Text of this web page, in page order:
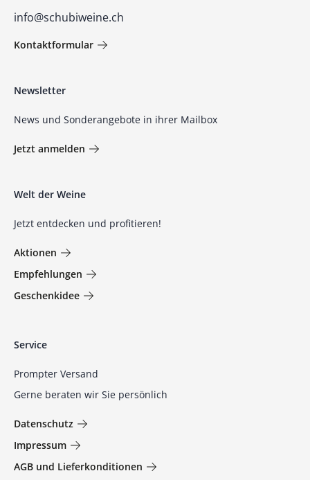
info@schubiweine.ch
Kontaktformular
Newsletter
News und Sonderangebote in ihrer Mailbox
Jetzt anmelden
Welt der Weine
Jetzt entdecken und profitieren!
Aktionen
Empfehlungen
Geschenkidee
Service
Prompter Versand
Gerne beraten wir Sie persönlich
Datenschutz
Impressum
AGB und Lieferkonditionen